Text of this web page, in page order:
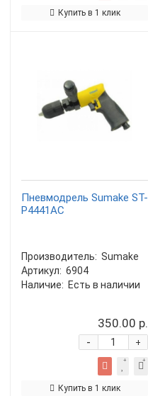
Купить в 1 клик
Пневмодрель Sumake ST-
P4441AC
Производитель: Sumake
Артикул: 6904
Наличие: Есть в наличии
350.00 р.
+
-
Купить в 1 клик